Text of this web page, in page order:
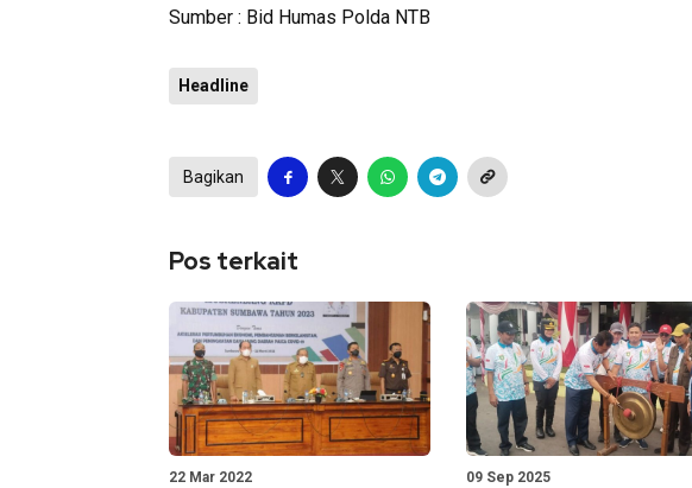
Sumber : Bid Humas Polda NTB
Headline
Bagikan
Pos terkait
22 Mar 2022 09 Sep 2025